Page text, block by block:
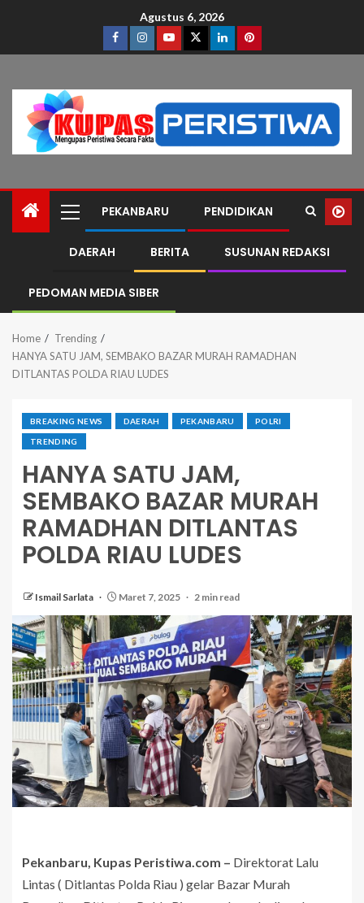
Agustus 6, 2026
PEKANBARU PENDIDIKAN
DAERAH BERITA SUSUNAN REDAKSI
PEDOMAN MEDIA SIBER
Home
Trending
HANYA SATU JAM, SEMBAKO BAZAR MURAH RAMADHAN
DITLANTAS POLDA RIAU LUDES
BREAKING NEWS DAERAH PEKANBARU POLRI
TRENDING
HANYA SATU JAM,
SEMBAKO BAZAR MURAH
RAMADHAN DITLANTAS
POLDA RIAU LUDES
Ismail Sarlata Maret 7, 2025 2 min read
Pekanbaru, Kupas Peristiwa.com – Direktorat Lalu
Lintas ( Ditlantas Polda Riau ) gelar Bazar Murah